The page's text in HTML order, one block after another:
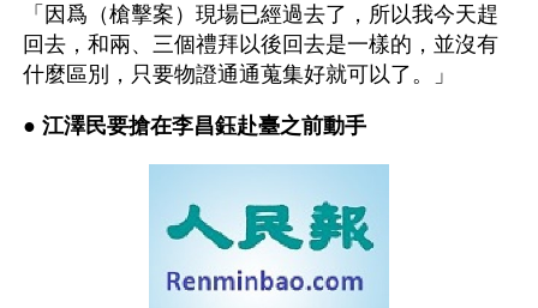
「因爲（槍擊案）現場已經過去了，所以我今天趕
回去，和兩、三個禮拜以後回去是一樣的，並沒有
什麼區別，只要物證通通蒐集好就可以了。」
● 江澤民要搶在李昌鈺赴臺之前動手